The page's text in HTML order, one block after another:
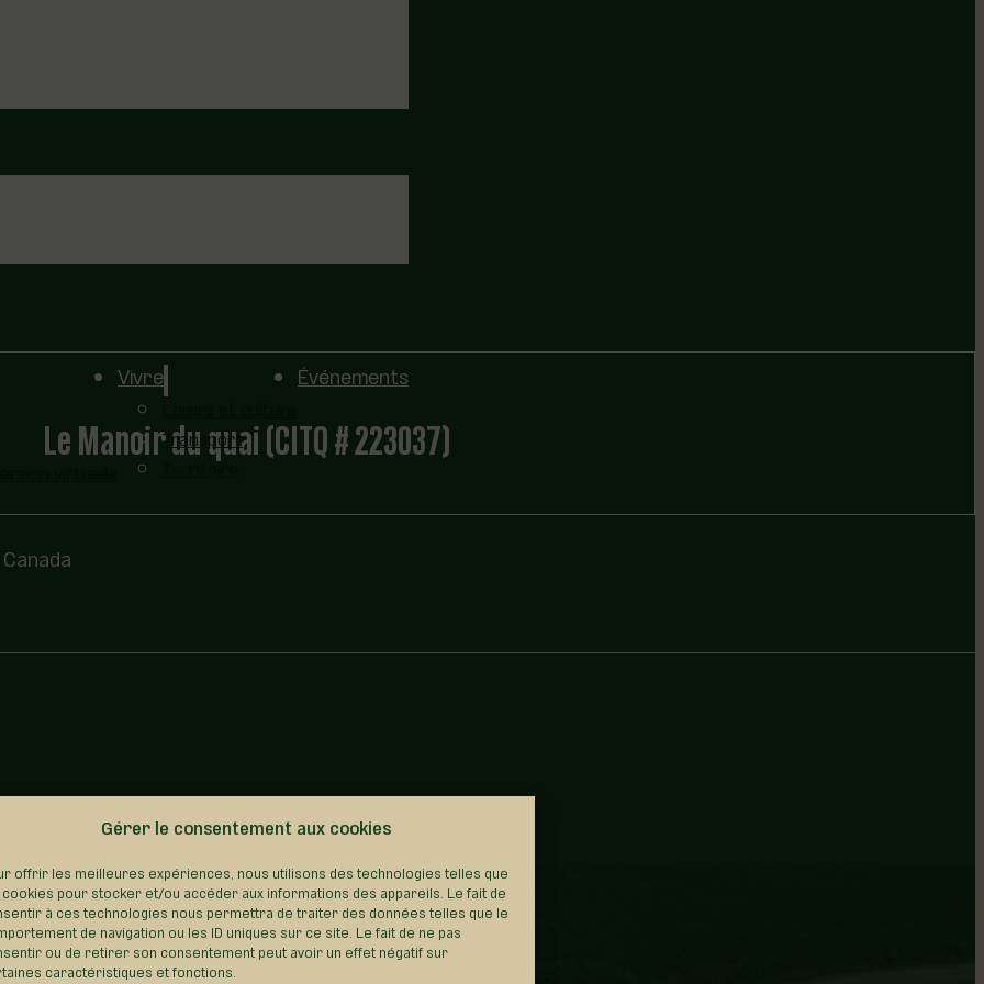
Gérer le consentement aux cookies
offrir les meilleures expériences, nous utilisons des technologies telles que
cookies pour stocker et/ou accéder aux informations des appareils. Le fait de
à ces technologies nous permettra de traiter des données telles que le
de navigation ou les ID uniques sur ce site. Le fait de ne pas
ou de retirer son consentement peut avoir un effet négatif sur
caractéristiques et fonctions.
Vivre
Transport
Territoire
Événements
Le Manoir du quai (CITQ # 223037)
REVENIR AU RÉPERTOIRE